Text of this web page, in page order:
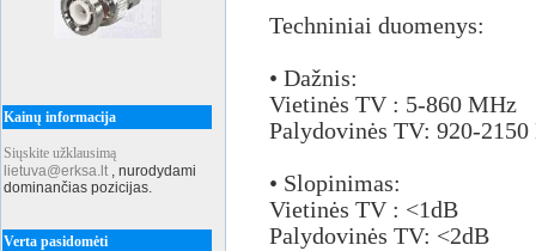
Kainų informacija
Siųskite užklausimą
lietuva@erksa.lt , nurodydami
dominančias pozicijas.
Verta pasidomėti
Techniniai duomenys:
• Dažnis:
Vietinės TV : 5-860 MHz
Palydovinės TV: 920-
• Slopinimas:
Vietinės TV : <1dB
Palydovinės TV: <2dB